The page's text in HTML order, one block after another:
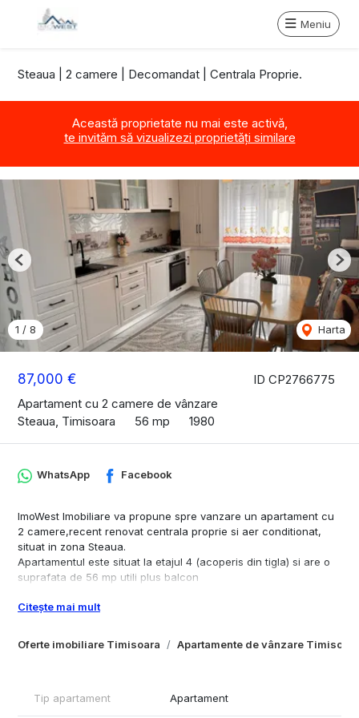
Meniu
Steaua | 2 camere | Decomandat | Centrala Proprie.
Această proprietate nu mai este activă,
te invităm să vizualizezi proprietăți similare
ID CP2766775
87,000 €
Apartament cu 2 camere de vânzare
Steaua, Timisoara
56 mp 1980
1 / 8 Harta
Previous
Oferte imobiliare Timisoara Apartamente de vânzare Timisoara
WhatsApp Facebook
ImoWest Imobiliare va propune spre vanzare un apartament cu
2 camere,recent renovat centrala proprie si aer conditionat,
situat in zona Steaua.
Apartamentul este situat la etajul 4 (acoperis din tigla) si are o
suprafata de 56 mp utili plus balcon
Compartimentare:
Citește mai mult
Tip apartament Apartament